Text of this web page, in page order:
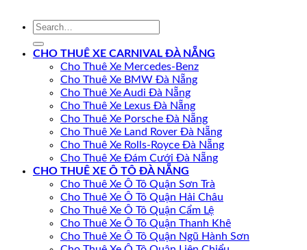
CHO THUÊ XE CARNIVAL ĐÀ NẴNG
Cho Thuê Xe Mercedes-Benz
Cho Thuê Xe BMW Đà Nẵng
Cho Thuê Xe Audi Đà Nẵng
Cho Thuê Xe Lexus Đà Nẵng
Cho Thuê Xe Porsche Đà Nẵng
Cho Thuê Xe Land Rover Đà Nẵng
Cho Thuê Xe Rolls-Royce Đà Nẵng
Cho Thuê Xe Đám Cưới Đà Nẵng
CHO THUÊ XE Ô TÔ ĐÀ NẴNG
Cho Thuê Xe Ô Tô Quận Sơn Trà
Cho Thuê Xe Ô Tô Quận Hải Châu
Cho Thuê Xe Ô Tô Quận Cẩm Lệ
Cho Thuê Xe Ô Tô Quận Thanh Khê
Cho Thuê Xe Ô Tô Quận Ngũ Hành Sơn